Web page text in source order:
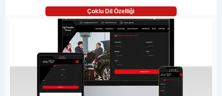
Çoklu Dil Özelliği